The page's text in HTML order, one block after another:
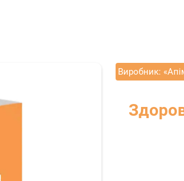
Виробник: